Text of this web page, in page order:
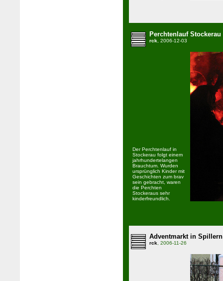
Perchtenlauf Stockerau
rck, 2006-12-03
Der Perchtenlauf in
Stockerau folgt einem
jahrhundertelangen
Brauchtum. Wurden
ursprünglich Kinder mit
Geschichten zum brav
sein gebracht, waren
die Perchten
Stockeraus sehr
kinderfreundlich.
Adventmarkt in Spillern
rck, 2006-11-26